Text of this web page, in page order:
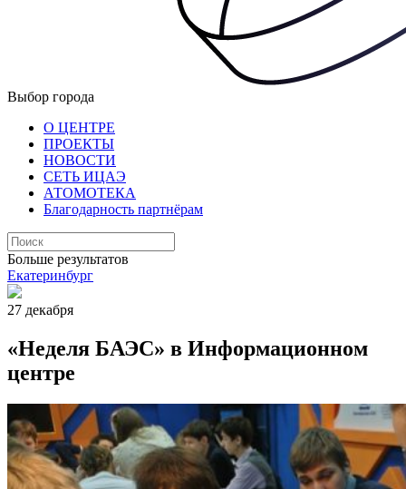
Выбор города
О ЦЕНТРЕ
ПРОЕКТЫ
НОВОСТИ
СЕТЬ ИЦАЭ
АТОМОТЕКА
Благодарность партнёрам
Больше результатов
Екатеринбург
27 декабря
«Неделя БАЭС» в Информационном
центре